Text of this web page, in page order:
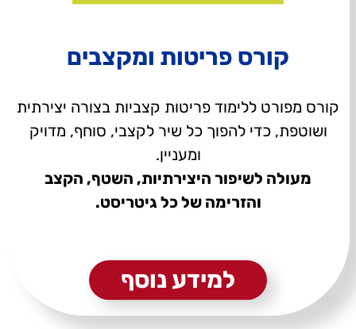
קורס פריטות ומקצבים
קורס מפורט ללימוד פריטות קצביות בצורה יצירתית
ושוטפת, כדי להפוך כל שיר לקצבי, סוחף, מדויק
ומעניין.
מעולה לשיפור היצירתיות, השטף, הקצב
והזרימה של כל גיטריסט.
למידע נוסף